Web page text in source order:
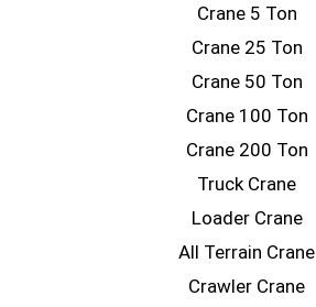
Crane 5 Ton
Crane 25 Ton
Crane 50 Ton
Crane 100 Ton
Crane 200 Ton
Truck Crane
Loader Crane
All Terrain Crane
Crawler Crane